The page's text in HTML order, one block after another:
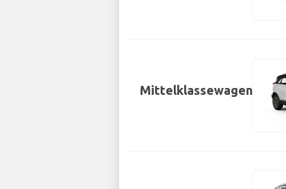
Mittelklassewagen